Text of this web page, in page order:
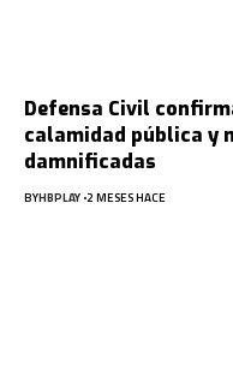
Defensa Civil
calamidad pública y
damnificadas
BYHBPLAY 2 MESES HACE